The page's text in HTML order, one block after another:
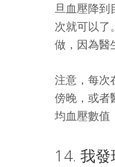
旦血壓降到
次就可以了
做，因為醫
注意，每次
傍晚，或者
均血壓數值
14. 我